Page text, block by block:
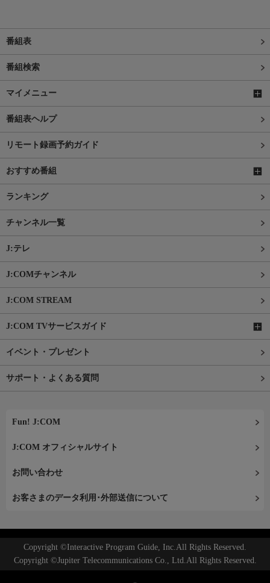
番組表
番組検索
マイメニュー
番組表ヘルプ
リモート録画予約ガイド
おすすめ番組
ランキング
チャンネル一覧
J:テレ
J:COMチャンネル
J:COM STREAM
J:COM TVサービスガイド
イベント・プレゼント
サポート・よくある質問
Fun! J:COM
J:COM オフィシャルサイト
お問い合わせ
お客さまのデータ利用･外部送信について
Copyright ©Interactive Program Guide, Inc.All Rights Reserved.
Copyright ©Jupiter Telecommunications Co., Ltd.All Rights Reserved.